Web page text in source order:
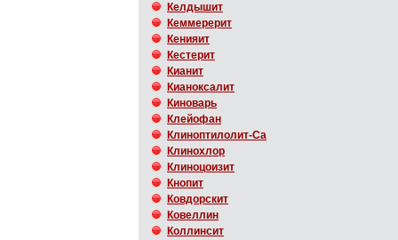
Келдышит
Кеммерерит
Кенияит
Кестерит
Кианит
Кианоксалит
Киноварь
Клейофан
Клиноптилолит-Ca
Клинохлор
Клиноцоизит
Кнопит
Ковдорскит
Ковеллин
Коллинсит